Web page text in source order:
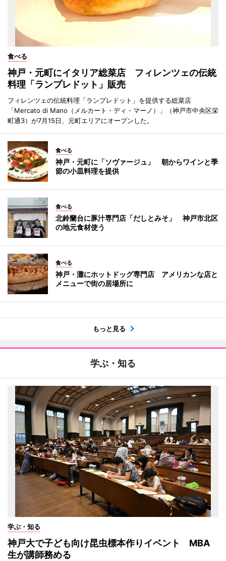
食べる
神戸・元町にイタリア総菜店 フィレンツェの伝統
料理「ランプレドット」販売
フィレンツェの伝統料理「ランプレドット」を提供する総菜店
「Mercato di Mano（メルカート・ディ・マーノ）」（神戸市中央区栄
町通3）が7月15日、元町エリアにオープンした。
食べる
神戸・元町に「ソヴァージュ」 朝からワインと季
節の小皿料理を提供
食べる
北鈴蘭台に豚汁専門店「だしとみそ」 神戸市北区
の地元食材使う
食べる
神戸・灘にホットドッグ専門店 アメリカンな店と
メニューで街の居場所に
もっと見る
学ぶ・知る
学ぶ・知る
神戸大で子ども向け昆虫標本作りイベント MBA
生が講師務める